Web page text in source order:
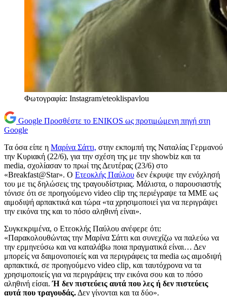
Φωτογραφία: Instagram/eteoklispavlou
Google Προσθέστε το ENIKOS ως προτιμώμενη πηγή στη
Google
Τα όσα είπε η Μαρίνα Σάττι, στην εκπομπή της Ναταλίας Γερμανού
την Κυριακή (22/6), για την σχέση της με την showbiz και τα
media, σχολίασαν το πρωί της Δευτέρας (23/6) στο
«Breakfast@Star». Ο Ετεοκλής Παύλου δεν έκρυψε την ενόχλησή
του με τις δηλώσεις της τραγουδίστριας. Μάλιστα, ο παρουσιαστής
τόνισε ότι σε προηγούμενο video clip της περιέγραψε τα ΜΜΕ ως
αιμοδιψή αρπακτικά και τώρα «τα χρησιμοποιεί για να περιγράψει
την εικόνα της και το πόσο αληθινή είναι».
Συγκεκριμένα, ο Ετεοκλής Παύλου ανέφερε ότι:
«Παρακολουθώντας την Μαρίνα Σάττι και συνεχίζω να παλεύω να
την ερμηνεύσω και να καταλάβω ποια πραγματικά είναι… Δεν
μπορείς να δαιμονοποιείς και να περιγράφεις τα media ως αιμοδιψή
αρπακτικά, σε προηγούμενο video clip, και ταυτόχρονα να τα
χρησιμοποιείς για να περιγράψεις την εικόνα σου και το πόσο
αληθινή είσαι.Ή δεν πιστεύεις αυτά που λες ή δεν πιστεύεις
αυτά που τραγουδάς. Δεν γίνονται και τα δύο».